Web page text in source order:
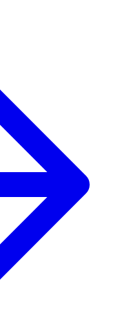
och låt lufttorka.